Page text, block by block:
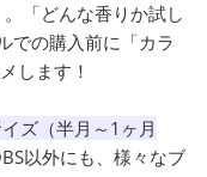
「どんな香りか試し
での購入前に「カラ
します！
ズ（半月～1ヶ月
以外にも、様々なブ